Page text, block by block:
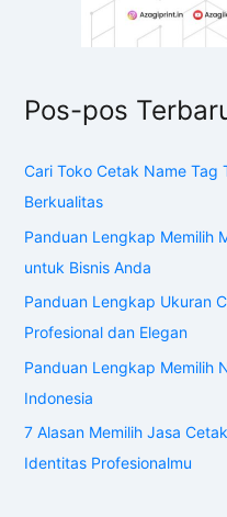
Pos-pos
Cari Toko Cetak Name Tag
Berkualitas
Panduan Lengkap Memilih
untuk Bisnis Anda
Panduan Lengkap Ukuran
Profesional dan Elegan
Panduan Lengkap Memilih
Indonesia
7 Alasan Memilih Jasa
Identitas Profesionalmu